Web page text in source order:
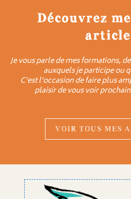
Découvrez
Je vous parle de mes formations,
auxquels je participe ou
C’est l’occasion de faire plus
plaisir de vous voir
VOIR TOUS MES